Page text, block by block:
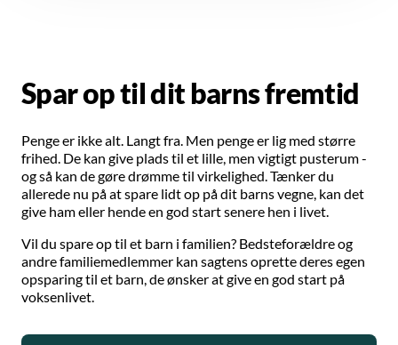
Spar op til dit barns fremtid
Penge er ikke alt. Langt fra. Men penge er lig med større
frihed. De kan give plads til et lille, men vigtigt pusterum -
og så kan de gøre drømme til virkelighed. Tænker du
allerede nu på at spare lidt op på dit barns vegne, kan det
give ham eller hende en god start senere hen i livet.
Vil du spare op til et barn i familien? Bedsteforældre og
andre familiemedlemmer kan sagtens oprette deres egen
opsparing til et barn, de ønsker at give en god start på
voksenlivet.